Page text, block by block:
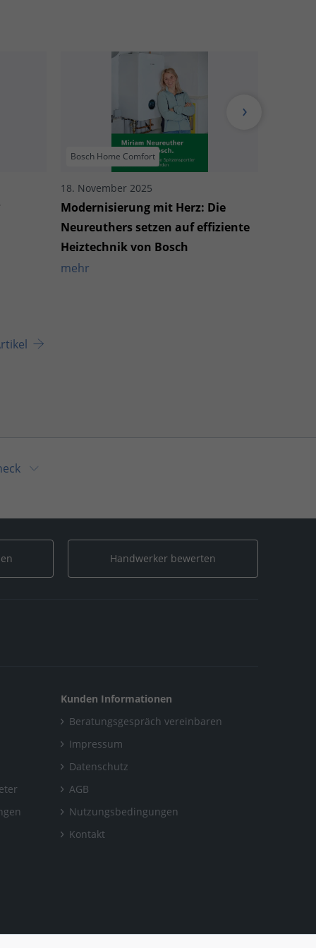
Bosch Home Comfort
18. November 2025
Modernisierung mit Herz: Die
Neureuthers setzen auf effiziente
Heiztechnik von Bosch
mehr
Handwerker bewerten
Kunden Informationen
Beratungsgespräch vereinbaren
Impressum
Datenschutz
AGB
Nutzungsbedingungen
Kontakt